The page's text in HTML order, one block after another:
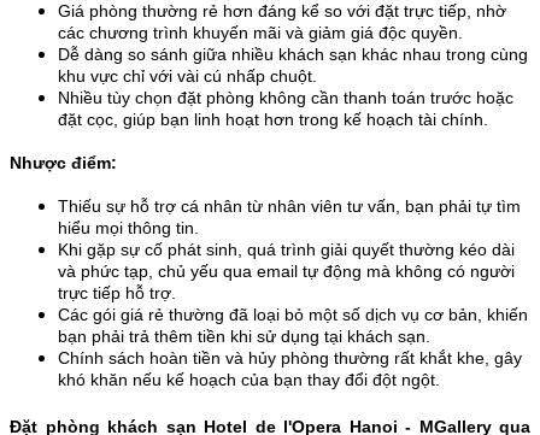
Giá phòng thường rẻ hơn đáng kể so với đặt trực tiếp, nhờ
các chương trình khuyến mãi và giảm giá độc quyền.
Dễ dàng so sánh giữa nhiều khách sạn khác nhau trong cùng
khu vực chỉ với vài cú nhấp chuột.
Nhiều tùy chọn đặt phòng không cần thanh toán trước hoặc
đặt cọc, giúp bạn linh hoạt hơn trong kế hoạch tài chính.
Nhược điểm:
Thiếu sự hỗ trợ cá nhân từ nhân viên tư vấn, bạn phải tự tìm
hiểu mọi thông tin.
Khi gặp sự cố phát sinh, quá trình giải quyết thường kéo dài
và phức tạp, chủ yếu qua email tự động mà không có người
trực tiếp hỗ trợ.
Các gói giá rẻ thường đã loại bỏ một số dịch vụ cơ bản, khiến
bạn phải trả thêm tiền khi sử dụng tại khách sạn.
Chính sách hoàn tiền và hủy phòng thường rất khắt khe, gây
khó khăn nếu kế hoạch của bạn thay đổi đột ngột.
Đặt phòng khách sạn Hotel de l'Opera Hanoi - MGallery qua